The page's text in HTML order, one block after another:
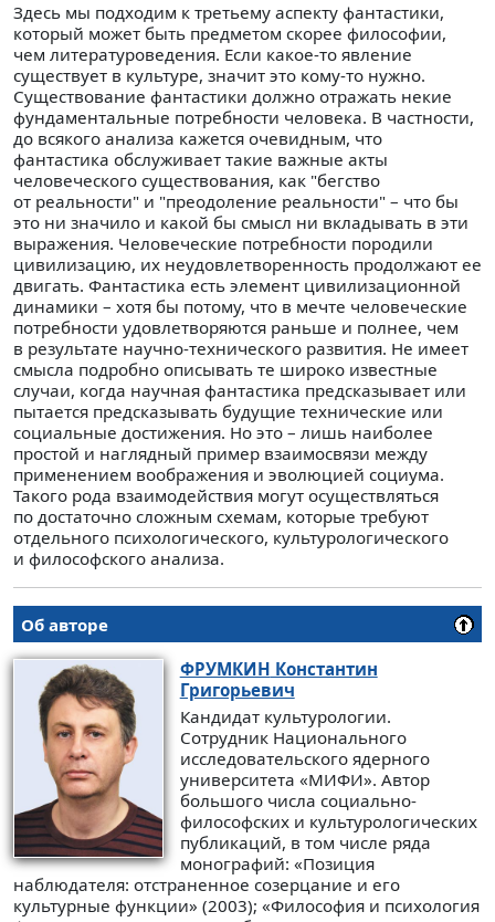
Здесь мы подходим к третьему аспекту фантастики,
который может быть предметом скорее философии,
чем литературоведения. Если какое-то явление
существует в культуре, значит это кому-то нужно.
Существование фантастики должно отражать некие
фундаментальные потребности человека. В частности,
до всякого анализа кажется очевидным, что
фантастика обслуживает такие важные акты
человеческого существования, как "бегство
от реальности" и "преодоление реальности" – что бы
это ни значило и какой бы смысл ни вкладывать в эти
выражения. Человеческие потребности породили
цивилизацию, их неудовлетворенность продолжают ее
двигать. Фантастика есть элемент цивилизационной
динамики – хотя бы потому, что в мечте человеческие
потребности удовлетворяются раньше и полнее, чем
в результате научно-технического развития. Не имеет
смысла подробно описывать те широко известные
случаи, когда научная фантастика предсказывает или
пытается предсказывать будущие технические или
социальные достижения. Но это – лишь наиболее
простой и наглядный пример взаимосвязи между
применением воображения и эволюцией социума.
Такого рода взаимодействия могут осуществляться
по достаточно сложным схемам, которые требуют
отдельного психологического, культурологического
и философского анализа.
Об авторе
ФРУМКИН Константин
Григорьевич
Кандидат культурологии.
Сотрудник Национального
исследовательского ядерного
университета «МИФИ». Автор
большого числа социально-
философских и культурологических
публикаций, в том числе ряда
монографий: «Позиция
наблюдателя: отстраненное созерцание и его
культурные функции» (2003); «Философия и психология